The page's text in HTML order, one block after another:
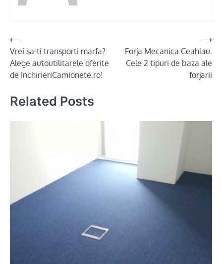
Post
navigation
⟵
Vrei sa-ti transporti marfa?
Alege autoutilitarele oferite
de InchirieriCamionete.ro!
Forja Mecanica Ceahlau.
Cele 2 tipuri de baza ale
forjarii
⟶
Related Posts